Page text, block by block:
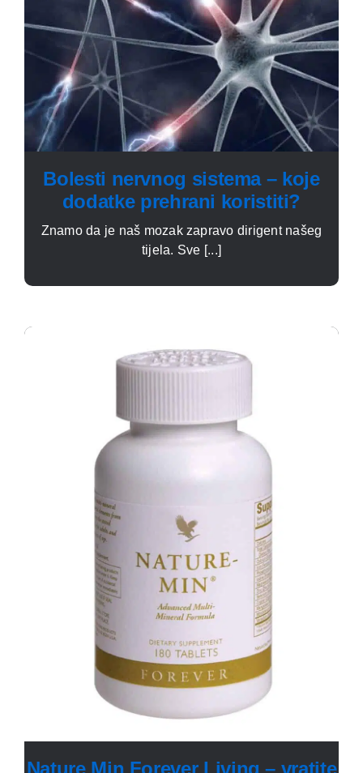
Bolesti nervnog sistema – koje
dodatke prehrani koristiti?
Znamo da je naš mozak zapravo dirigent našeg
tijela. Sve [...]
Nature Min Forever Living – vratite